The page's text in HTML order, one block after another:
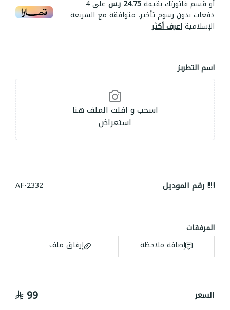
أو قسم فاتورتك بقيمة24.75 ر.س على4
دفعات بدون رسوم تأخير، متوافقة مع الشريعة
الإسلاميةاعرف أكثر
اسم التطريز
اسحب و افلت الملف هنا
استعراض
رقم الموديل AF-2332
المرفقات
إضافة ملاحظة
إرفاق ملف
السعر 99